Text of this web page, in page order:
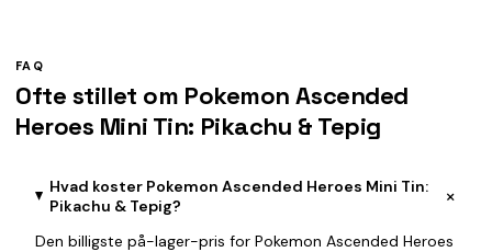
FAQ
Ofte stillet om Pokemon Ascended
Heroes Mini Tin: Pikachu & Tepig
Hvad koster Pokemon Ascended Heroes Mini Tin:
Pikachu & Tepig?
+
Den billigste på-lager-pris for Pokemon Ascended Heroes